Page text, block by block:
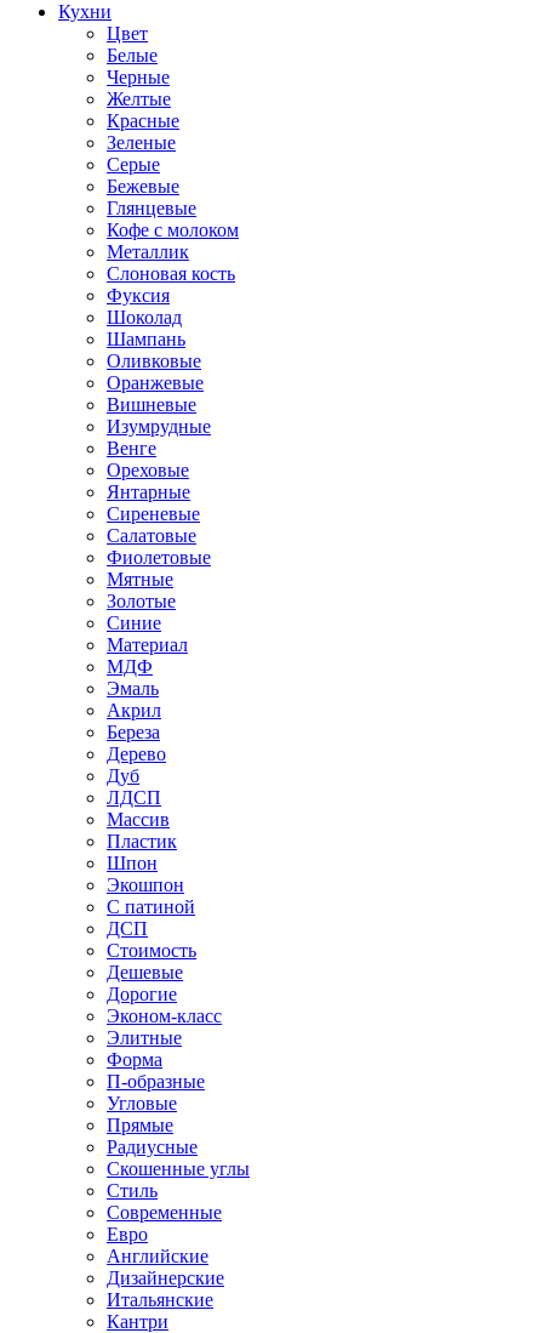
Кухни
Цвет
Белые
Черные
Желтые
Красные
Зеленые
Серые
Бежевые
Глянцевые
Кофе с молоком
Металлик
Слоновая кость
Фуксия
Шоколад
Шампань
Оливковые
Оранжевые
Вишневые
Изумрудные
Венге
Ореховые
Янтарные
Сиреневые
Салатовые
Фиолетовые
Мятные
Золотые
Синие
Материал
МДФ
Эмаль
Акрил
Береза
Дерево
Дуб
ЛДСП
Массив
Пластик
Шпон
Экошпон
С патиной
ДСП
Стоимость
Дешевые
Дорогие
Эконом-класс
Элитные
Форма
П-образные
Угловые
Прямые
Радиусные
Скошенные углы
Стиль
Современные
Евро
Английские
Дизайнерские
Итальянские
Кантри